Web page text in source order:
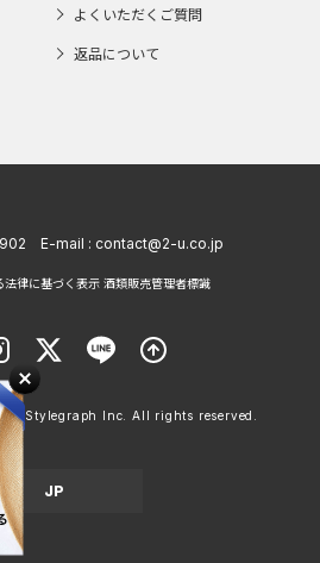
よくいただくご質問
返品について
E-mail : contact@2-u.co.jp
法律に基づく表示 酒類販売管理者標識
Stylegraph Inc. All rights reserved.
JP